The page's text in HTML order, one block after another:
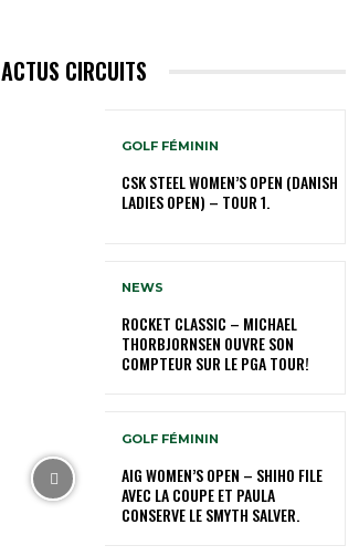
ACTUS CIRCUITS
GOLF FÉMININ
CSK STEEL WOMEN’S OPEN (DANISH
LADIES OPEN) – TOUR 1.
NEWS
ROCKET CLASSIC – MICHAEL
THORBJORNSEN OUVRE SON
COMPTEUR SUR LE PGA TOUR!
GOLF FÉMININ
AIG WOMEN’S OPEN – SHIHO FILE
AVEC LA COUPE ET PAULA
CONSERVE LE SMYTH SALVER.